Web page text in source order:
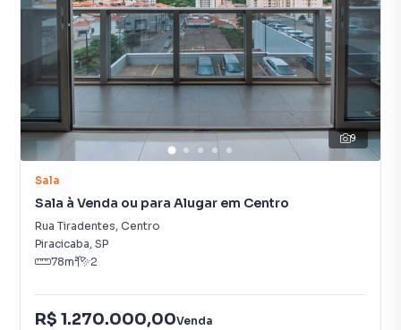
9
Sala
Sala à Venda ou para Alugar em Centro
Rua Tiradentes, Centro
Piracicaba, SP
78m² 2
R$ 1.270.000,00Venda